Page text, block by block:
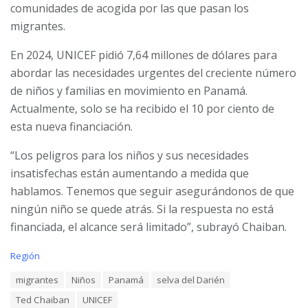
comunidades de acogida por las que pasan los
migrantes.
En 2024, UNICEF pidió 7,64 millones de dólares para
abordar las necesidades urgentes del creciente número
de niños y familias en movimiento en Panamá.
Actualmente, solo se ha recibido el 10 por ciento de
esta nueva financiación.
“Los peligros para los niños y sus necesidades
insatisfechas están aumentando a medida que
hablamos. Tenemos que seguir asegurándonos de que
ningún niño se quede atrás. Si la respuesta no está
financiada, el alcance será limitado”, subrayó Chaiban.
C
Región
migrantes Niños Panamá
selva del Darién
Ted Chaiban
UNICEF